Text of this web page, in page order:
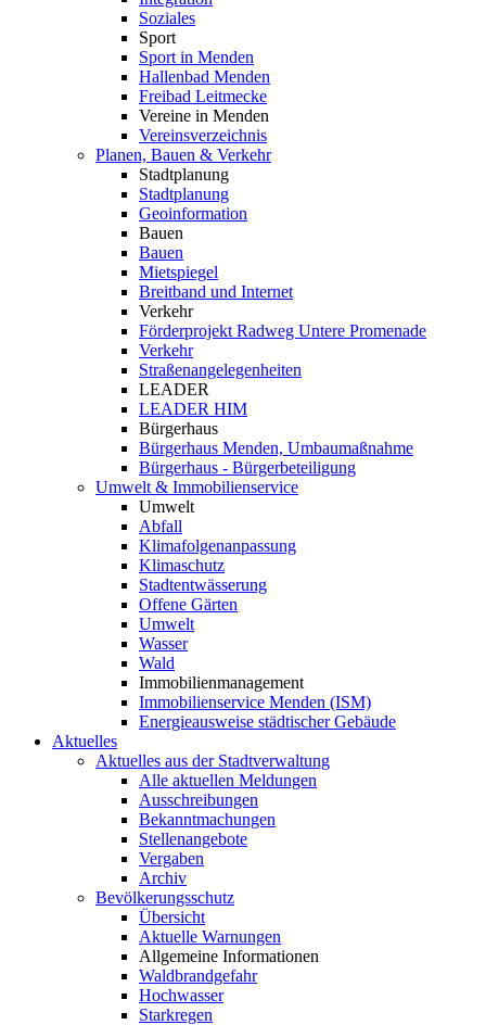
Soziales
Sport
Sport in Menden
Hallenbad Menden
Freibad Leitmecke
Vereine in Menden
Vereinsverzeichnis
Planen, Bauen & Verkehr
Stadtplanung
Stadtplanung
Geoinformation
Bauen
Bauen
Mietspiegel
Breitband und Internet
Verkehr
Förderprojekt Radweg Untere Promenade
Verkehr
Straßenangelegenheiten
LEADER
LEADER HIM
Bürgerhaus
Bürgerhaus Menden, Umbaumaßnahme
Bürgerhaus - Bürgerbeteiligung
Umwelt & Immobilienservice
Umwelt
Abfall
Klimafolgenanpassung
Klimaschutz
Stadtentwässerung
Offene Gärten
Umwelt
Wasser
Wald
Immobilienmanagement
Immobilienservice Menden (ISM)
Energieausweise städtischer Gebäude
Aktuelles
Aktuelles aus der Stadtverwaltung
Alle aktuellen Meldungen
Ausschreibungen
Bekanntmachungen
Stellenangebote
Vergaben
Archiv
Bevölkerungsschutz
Übersicht
Aktuelle Warnungen
Allgemeine Informationen
Waldbrandgefahr
Hochwasser
Starkregen